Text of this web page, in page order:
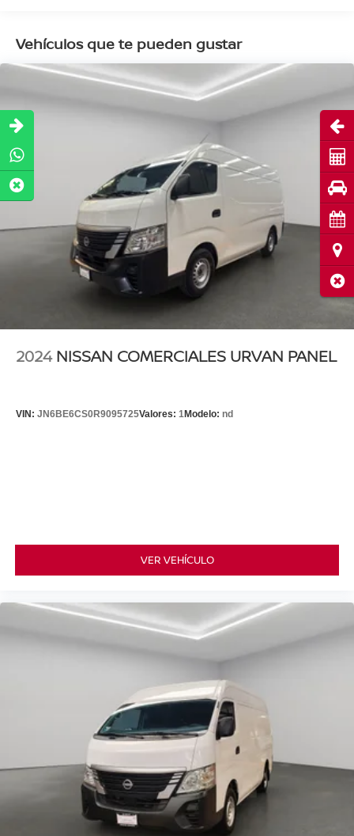
Vehículos que te pueden gustar
2024 NISSAN COMERCIALES URVAN PANEL
VIN: JN6BE6CS0R9095725Valores: 1Modelo: nd
VER VEHÍCULO